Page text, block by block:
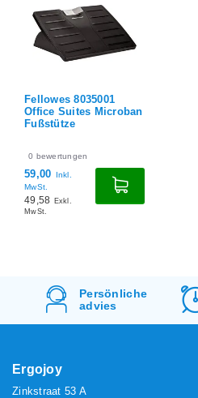
Fellowes 8035001
Office Suites Microban
Fußstütze
0 bewertungen
59,00
Inkl.
MwSt.
49,58 Exkl.
MwSt.
Lieferung innerhalb
von 2-3 Werktagen
Ergojoy
Zinkstraat 53 A